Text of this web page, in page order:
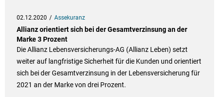
02.12.2020 Assekuranz
Allianz orientiert sich bei der Gesamtverzinsung an der
Marke 3 Prozent
Die Allianz Lebensversicherungs-AG (Allianz Leben) setzt
weiter auf langfristige Sicherheit für die Kunden und orientiert
sich bei der Gesamtverzinsung in der Lebensversicherung für
2021 an der Marke von drei Prozent.